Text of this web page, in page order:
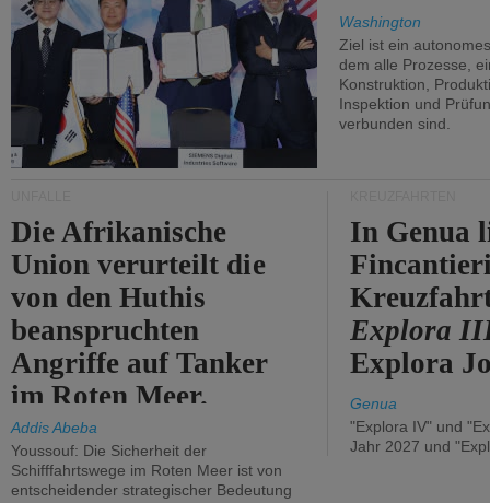
Washington
Ziel ist ein
dem alle Prozesse,
Konstruktion,
Inspektion und
verbunden sind.
Die Afrikanische
Union verurteilt die
von den Huthis
beanspruchten
Angriffe auf Tanker
im Roten Meer.
Addis Abeba
Youssouf: Die Sicherheit der
Schifffahrtswege im Roten Meer ist von
entscheidender strategischer Bedeutung
In Genua
Explora
Explora
Genua
"Explora IV" und
Jahr 2027 und